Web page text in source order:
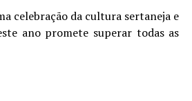
celebração da cultura sertaneja e
ano promete superar todas as